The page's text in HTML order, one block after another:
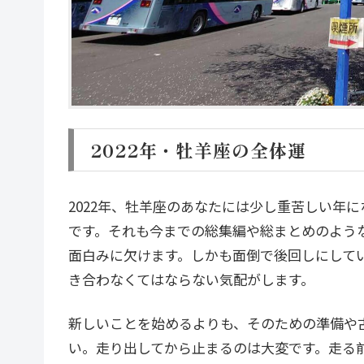
2022年・牡羊座の全体運
2022年、牡羊座のあなたには少し重苦しい年
です。それも今までの総集編や総まとめのよ
面白みに欠けます。しかも面倒で後回しにし
き合わなくてはならない気配がします。
新しいことを始めるよりも、そのための準備
い。走り出してから止まるのは大変です。走